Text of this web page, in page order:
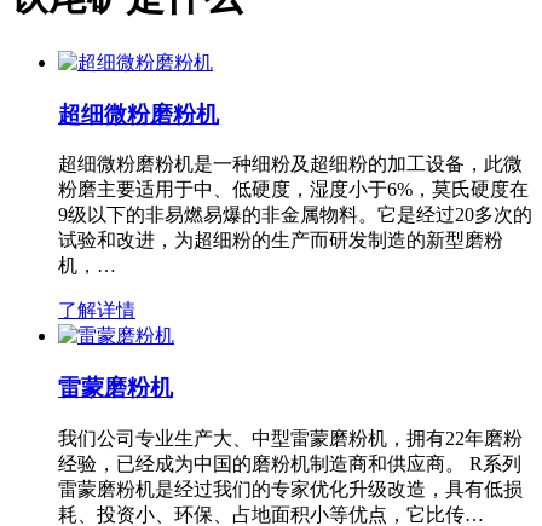
超细微粉磨粉机
超细微粉磨粉机是一种细粉及超细粉的加工设备，此微
粉磨主要适用于中、低硬度，湿度小于6%，莫氏硬度在
9级以下的非易燃易爆的非金属物料。它是经过20多次的
试验和改进，为超细粉的生产而研发制造的新型磨粉
机，…
了解详情
雷蒙磨粉机
我们公司专业生产大、中型雷蒙磨粉机，拥有22年磨粉
经验，已经成为中国的磨粉机制造商和供应商。 R系列
雷蒙磨粉机是经过我们的专家优化升级改造，具有低损
耗、投资小、环保、占地面积小等优点，它比传…